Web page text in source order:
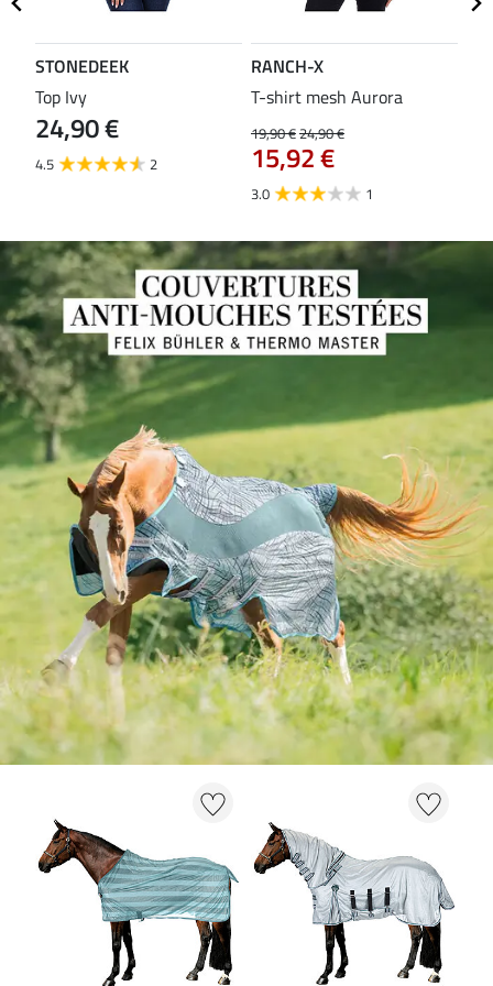
STONEDEEK
Top Ivy
24,90 €
4.5 2
RANCH-X
T-shirt mesh Aurora
19,90 €24,90 €
15,92 €
3.0 1